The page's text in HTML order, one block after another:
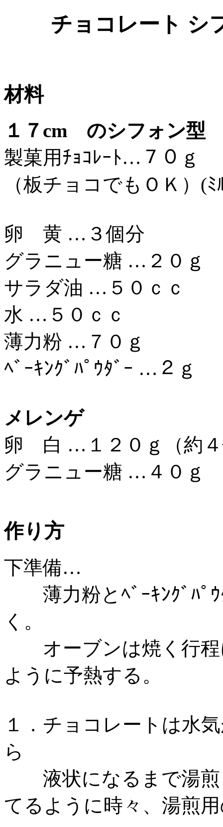
チョコレート シ
材料
１７cm のシフォン型
製菓用ﾁｮｺﾚｰﾄ…７０ｇ
（板チョコでもＯＫ）(
卵 黄 …３個分
グラニュー糖 …２０ｇ
サラダ油 …５０ｃｃ
水 …５０ｃｃ
薄力粉 …７０ｇ
ﾍﾞｰｷﾝｸﾞﾊﾟｳﾀﾞｰ …２ｇ
メレンゲ
卵 白 …１２０ｇ（約
グラニュー糖 …４０ｇ
作り方
下準備…
薄力粉とﾍﾞｰｷﾝｸﾞﾊﾟｳ
く。
オーブンは焼く行程
ように予熱する。
１．チョコレートは水
ら
液状になるまで湯煎
てるように時々、湯煎